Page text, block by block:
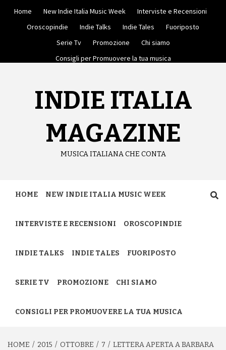
content
Home New Indie Italia Music Week
Interviste e Recensioni
Oroscopindie
Indie Talks Indie Tales
Fuoriposto
Serie Tv
Promozione
Chi siamo
Consigli per Promuovere la tua musica
INDIE ITALIA
MAGAZINE
MUSICA ITALIANA CHE CONTA
HOME NEW INDIE ITALIA MUSIC WEEK
INTERVISTE E RECENSIONI OROSCOPINDIE
INDIE TALKS INDIE TALES FUORIPOSTO
SERIE TV PROMOZIONE CHI SIAMO
CONSIGLI PER PROMUOVERE LA TUA MUSICA
HOME 2015 OTTOBRE 7
LETTERA APERTA A BARBARA